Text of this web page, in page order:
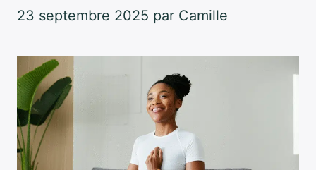
23 septembre 2025 par Camille